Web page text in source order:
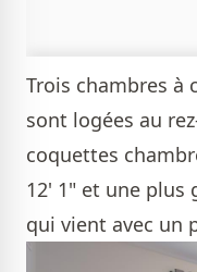
Trois chambres à
sont logées au
coquettes
12' 1" et une plus
qui vient avec un